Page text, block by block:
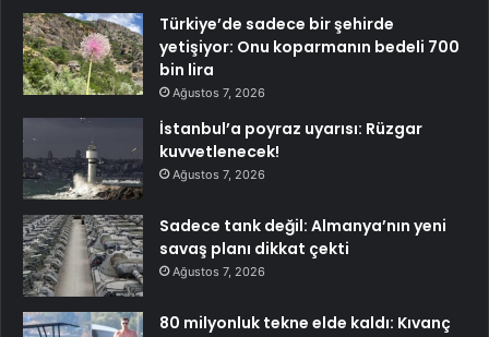
Türkiye’de sadece bir şehirde
yetişiyor: Onu koparmanın bedeli 700
bin lira
Ağustos 7, 2026
İstanbul’a poyraz uyarısı: Rüzgar
kuvvetlenecek!
Ağustos 7, 2026
Sadece tank değil: Almanya’nın yeni
savaş planı dikkat çekti
Ağustos 7, 2026
80 milyonluk tekne elde kaldı: Kıvanç